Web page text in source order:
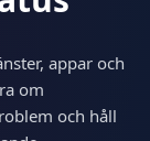
appar och
om
och håll